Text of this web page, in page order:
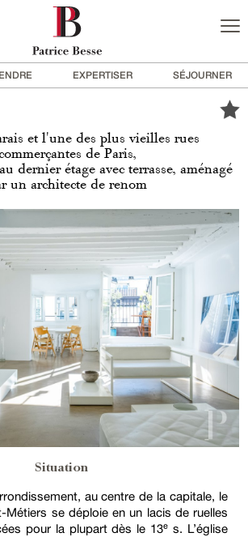
EXPERTISER SÉJOURNER
et l'une des plus vieilles rues
de Paris,
dernier étage avec terrasse, aménagé
un architecte de renom
Situation
au centre de la capitale, le
se déploie en un lacis de ruelles
pour la plupart dès le 13ᵉ s. L’église